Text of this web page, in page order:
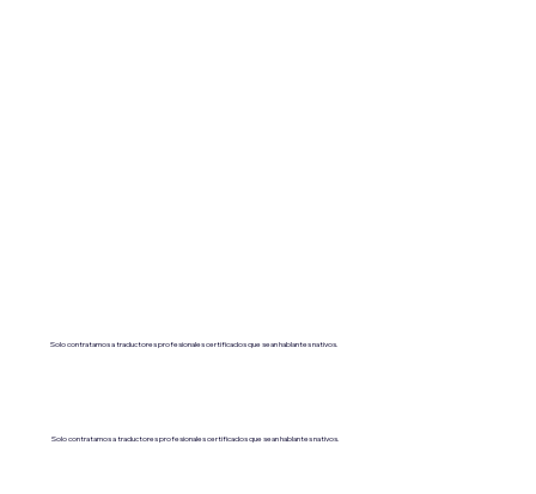
Solo contratamos a traductores profesionales certificados que sean hablantes nativos.
Solo contratamos a traductores profesionales certificados que sean hablantes nativos.